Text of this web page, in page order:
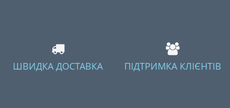
ШВИДКА ДОСТАВКА ПІДТРИМКА КЛІЄНТІВ